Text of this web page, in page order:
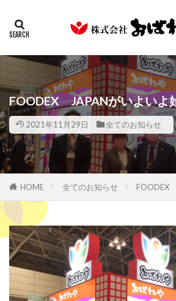
FOODEX JAPANがいよいよ
2021年11月29日 全てのお知らせ
HOME 全てのお知らせ FOODEX
カテゴリー
検索